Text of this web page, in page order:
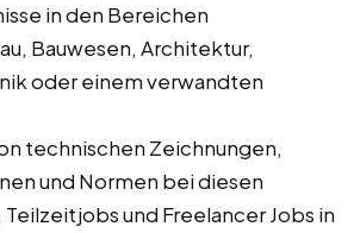
in den Bereichen
Bauwesen, Architektur,
oder einem verwandten
technischen Zeichnungen,
und Normen bei diesen
und Freelancer Jobs in